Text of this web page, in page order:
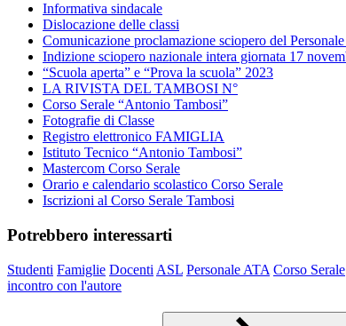
Informativa sindacale
Dislocazione delle classi
Comunicazione proclamazione sciopero del
Indizione sciopero nazionale intera giornata 17
“Scuola aperta” e “Prova la scuola” 2023
LA RIVISTA DEL TAMBOSI N°
Corso Serale “Antonio Tambosi”
Fotografie di Classe
Registro elettronico FAMIGLIA
Istituto Tecnico “Antonio Tambosi”
Mastercom Corso Serale
Orario e calendario scolastico Corso Serale
Iscrizioni al Corso Serale Tambosi
Potrebbero interessarti
Studenti Famiglie Docenti ASL Personale ATA Corso Serale
incontro con l'autore